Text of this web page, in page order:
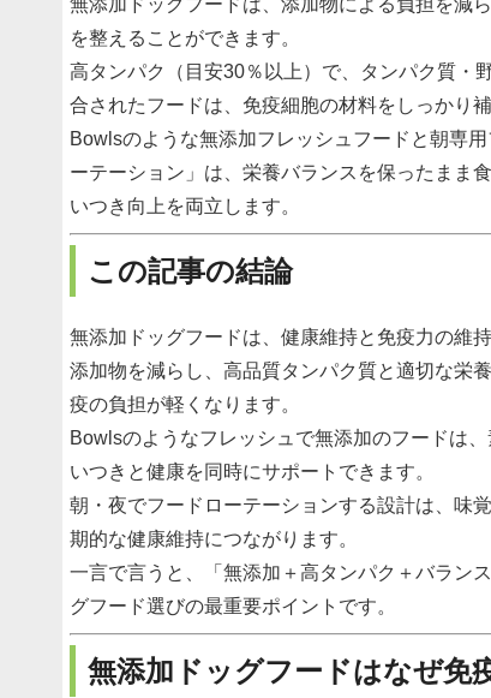
無添加ドッグフードは、添加物による負担を減
を整えることができます。
高タンパク（目安30％以上）で、タンパク質・
合されたフードは、免疫細胞の材料をしっかり補
Bowlsのような無添加フレッシュフードと朝専
ーテーション」は、栄養バランスを保ったまま
いつき向上を両立します。
この記事の結論
無添加ドッグフードは、健康維持と免疫力の維
添加物を減らし、高品質タンパク質と適切な栄
疫の負担が軽くなります。
Bowlsのようなフレッシュで無添加のフードは
いつきと健康を同時にサポートできます。
朝・夜でフードローテーションする設計は、味
期的な健康維持につながります。
一言で言うと、「無添加＋高タンパク＋バラン
グフード選びの最重要ポイントです。
無添加ドッグフードはなぜ免